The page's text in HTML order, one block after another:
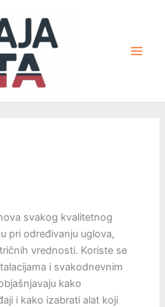
svakog kvalitetnog
pri određivanju uglova,
vrednosti. Koriste se
i svakodnevnim
kako
i kako izabrati alat koji